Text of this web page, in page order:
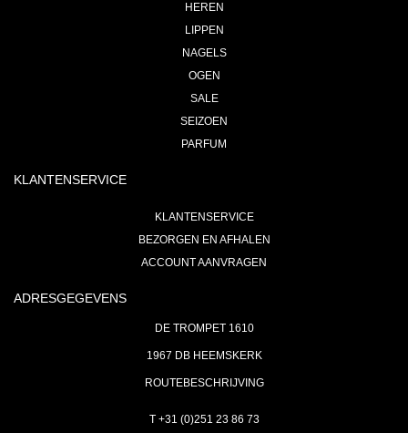
HEREN
LIPPEN
NAGELS
OGEN
SALE
SEIZOEN
PARFUM
KLANTENSERVICE
KLANTENSERVICE
BEZORGEN EN AFHALEN
ACCOUNT AANVRAGEN
ADRESGEGEVENS
DE TROMPET 1610
1967 DB HEEMSKERK
ROUTEBESCHRIJVING
T +31 (0)251 23 86 73